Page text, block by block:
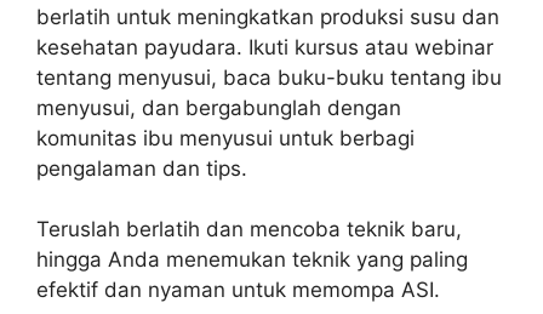
berlatih untuk meningkatkan produksi susu dan
kesehatan payudara. Ikuti kursus atau webinar
tentang menyusui, baca buku-buku tentang ibu
menyusui, dan bergabunglah dengan
komunitas ibu menyusui untuk berbagi
pengalaman dan tips.
Teruslah berlatih dan mencoba teknik baru,
hingga Anda menemukan teknik yang paling
efektif dan nyaman untuk memompa ASI.